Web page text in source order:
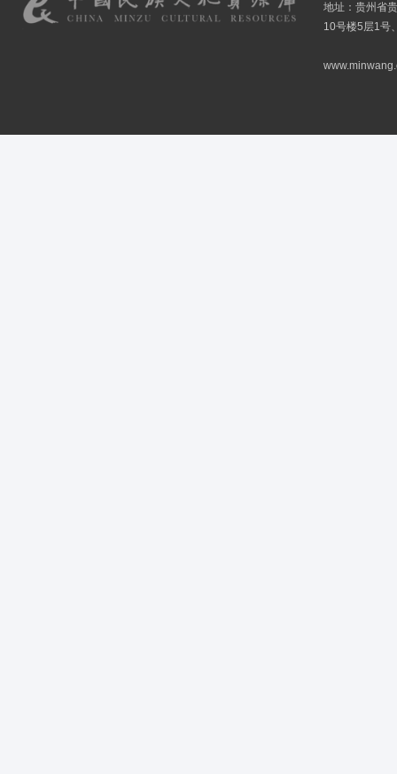
地址：贵州省
10号楼5层1号